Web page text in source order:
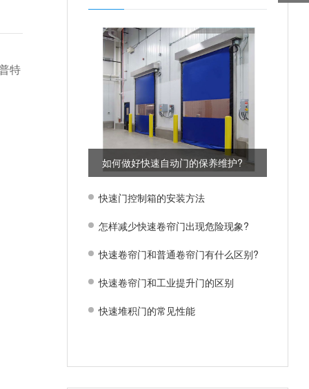
特
如何做好快速自动门的保养维护?
快速门控制箱的安装方法
怎样减少快速卷帘门出现危险现象?
快速卷帘门和普通卷帘门有什么区别?
快速卷帘门和工业提升门的区别
快速堆积门的常见性能